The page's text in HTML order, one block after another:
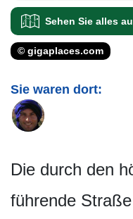
Sehen Sie alles
© gigaplaces.com
Sie waren dort:
Die durch den
führende